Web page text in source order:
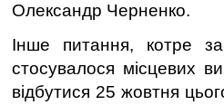
Олександр Черненко.
Інше питання, котре
стосувалося місцевих
відбутися 25 жовтня